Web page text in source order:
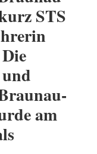
STS
am